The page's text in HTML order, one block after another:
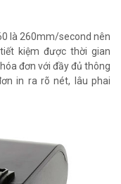
là 260mm/second nên
kiệm được thời gian
đơn với đầy đủ thông
in ra rõ nét, lâu phai